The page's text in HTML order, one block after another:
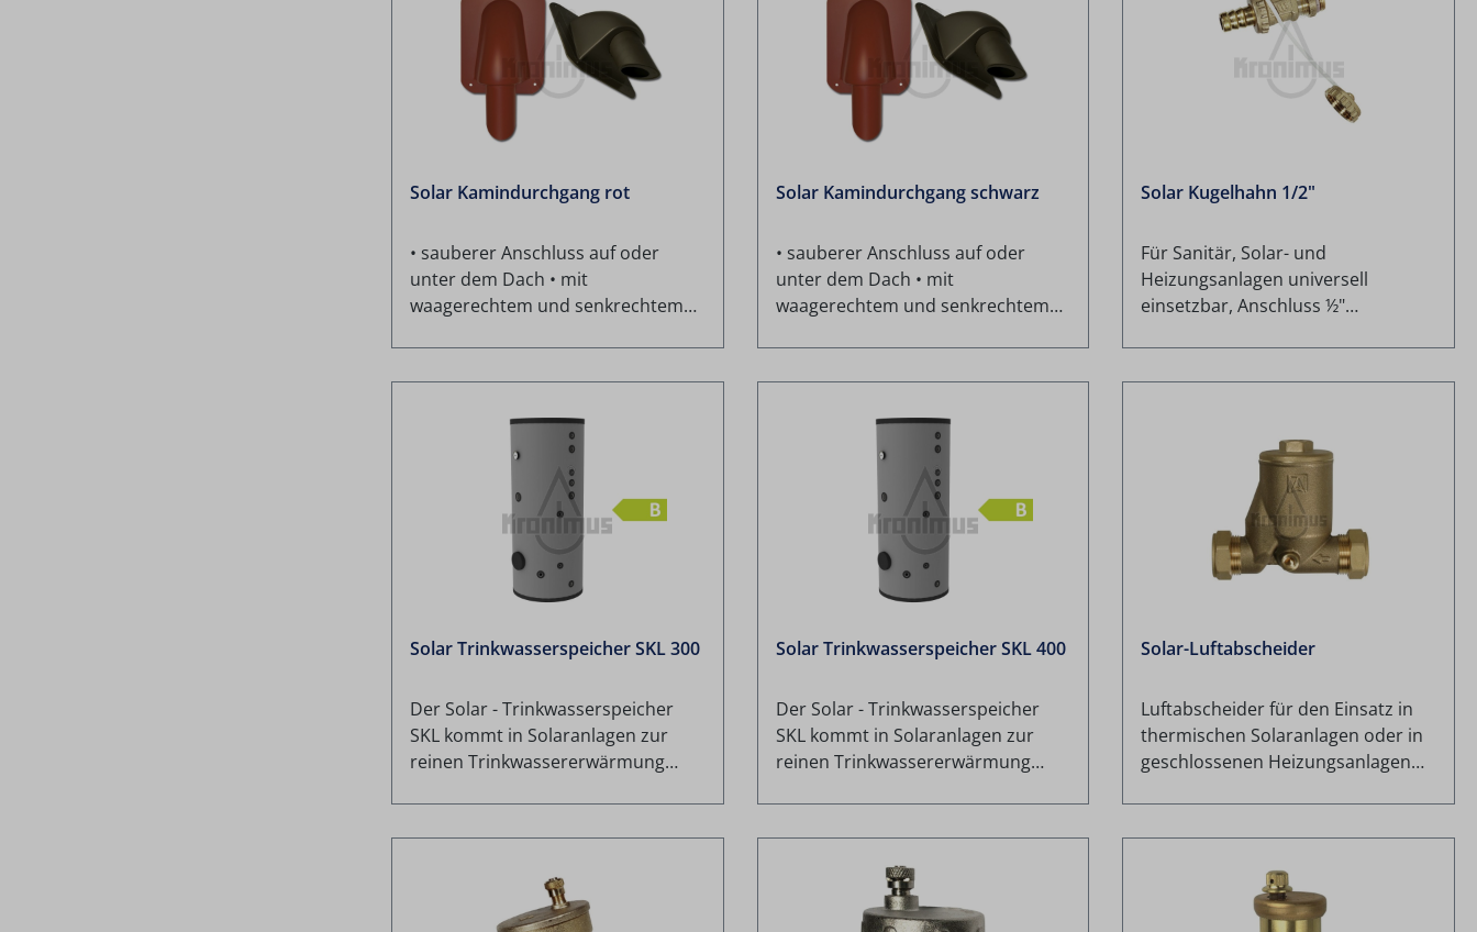
Solar Kamindurchgang rot
• sauberer Anschluss auf oder
unter dem Dach • mit
waagerechtem und senkrechtem
witterungsbeständig
Solar Kamindurchgang schwarz
• sauberer Anschluss auf oder
unter dem Dach • mit
waagerechtem und senkrechtem
witterungsbeständig
Solar Kugelhahn 1/2"
Für Sanitär, Solar- und
Heizungsanlagen universell
einsetzbar, Anschluss ½"
Schlauchverschraubung, mit KTW-
Solar Trinkwasserspeicher SKL 300
Der Solar - Trinkwasserspeicher
SKL kommt in Solaranlagen zur
reinen Trinkwassererwärmung
Einsatz. Perfekt abgestimmt für alle
Brennwerttechnik geeignet
Bivalent, zwei
Solar Trinkwasserspeicher SKL 400
Der Solar - Trinkwasserspeicher
SKL kommt in Solaranlagen zur
reinen Trinkwassererwärmung
Einsatz. Perfekt abgestimmt für alle
Solarsysteme Auch für
Brennwerttechnik geeignet
Bivalent, zwei
Solar-Luftabscheider
Luftabscheider für den Einsatz in
thermischen Solaranlagen oder in
geschlossenen Heizungsanlagen
und Betriebsdruck max. 6 bar. Der
Luftabscheider scheidet die im
Wärmeträgermedium enthaltene
Luft ab. Die Luft sammelt sich im